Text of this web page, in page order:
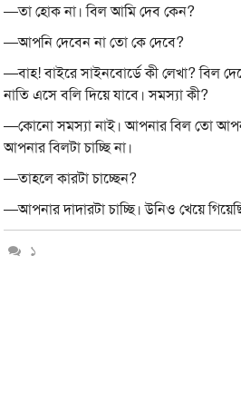
—তা হোক না। বিল আমি দেব কেন?
—আপনি দেবেন না তো কে দেবে?
—বাহ! বাইরে সাইনবোর্ডে কী লেখা? বিল
নাতি এসে বলি দিয়ে যাবে। সমস্যা কী?
—কোনো সমস্যা নাই। আপনার বিল তো
আপনার বিলটা চাচ্ছি না।
—তাহলে কারটা চাচ্ছেন?
—আপনার দাদারটা চাচ্ছি। উনিও খেয়ে
১